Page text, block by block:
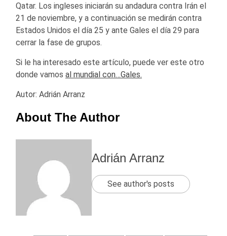
Qatar. Los ingleses iniciarán su andadura contra Irán el
21 de noviembre, y a continuación se medirán contra
Estados Unidos el día 25 y ante Gales el día 29 para
cerrar la fase de grupos.
Si le ha interesado este artículo, puede ver este otro
donde vamos al mundial con…Gales.
Autor: Adrián Arranz
About The Author
Adrián Arranz
See author's posts